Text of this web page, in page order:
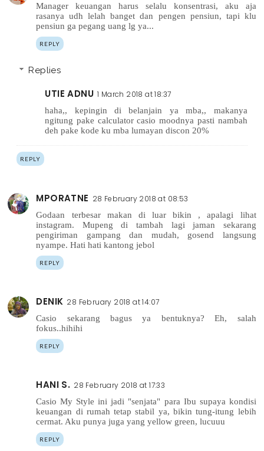
Manager keuangan harus selalu konsentrasi, aku aja
rasanya udh lelah banget dan pengen pensiun, tapi klu
pensiun ga pegang uang lg ya...
REPLY
Replies
UTIE ADNU 1 March 2018 at 18:37
haha,, kepingin di belanjain ya mba,, makanya
ngitung pake calculator casio moodnya pasti nambah
deh pake kode ku mba lumayan discon 20%
REPLY
MPORATNE 28 February 2018 at 08:53
Godaan terbesar makan di luar bikin , apalagi lihat
instagram. Mupeng di tambah lagi jaman sekarang
pengiriman gampang dan mudah, gosend langsung
nyampe. Hati hati kantong jebol
REPLY
DENIK 28 February 2018 at 14:07
Casio sekarang bagus ya bentuknya? Eh, salah
fokus..hihihi
REPLY
HANI S. 28 February 2018 at 17:33
Casio My Style ini jadi "senjata" para Ibu supaya kondisi
keuangan di rumah tetap stabil ya, bikin tung-itung lebih
cermat. Aku punya juga yang yellow green, lucuuu
REPLY